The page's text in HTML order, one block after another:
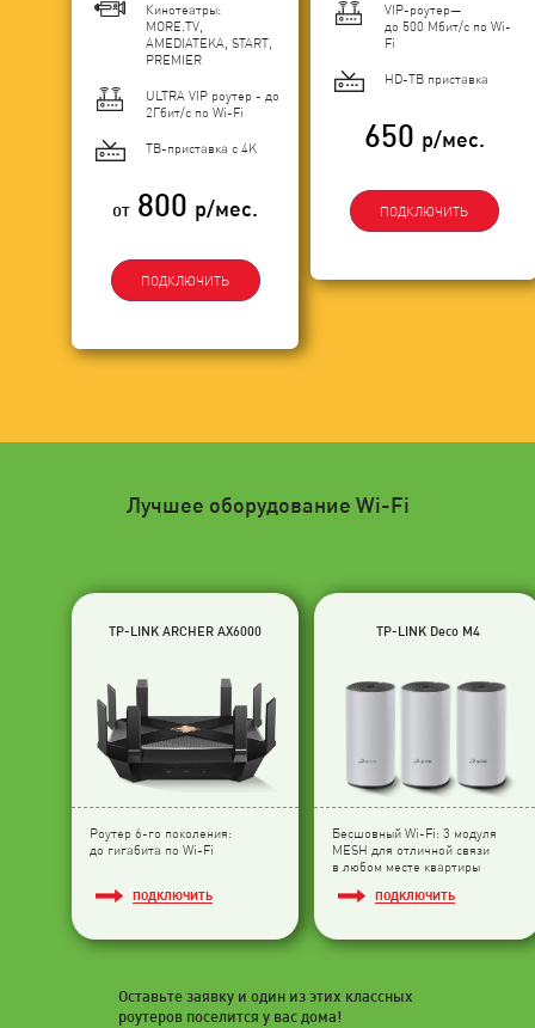
Кинотеатры:
MORE.TV,
AMEDIATEKA, START,
PREMIER
ULTRA VIP роутер - до
2Гбит/c по Wi-Fi
ТВ-приставка с 4K
от 800 р/мес.
ПОДКЛЮЧИТЬ
VIP-роутер—
до 500 Мбит/с по Wi-
Fi
HD-ТВ приставка
650 р/мес.
ПОДКЛЮЧИТЬ
Лучшее оборудование Wi-Fi
TP-LINK ARCHER AX6000
Роутер 6-го поколения:
до гигабита по Wi-Fi
ПОДКЛЮЧИТЬ
TP-LINK Deco M4
Бесшовный Wi-Fi: 3 модуля
МESH для отличной связи
в любом месте квартиры
ПОДКЛЮЧИТЬ
Оставьте заявку и один из этих классных
роутеров поселится у вас дома!